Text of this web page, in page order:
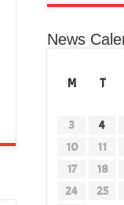
News
M
T
3
4
10
11
17
18
24
25